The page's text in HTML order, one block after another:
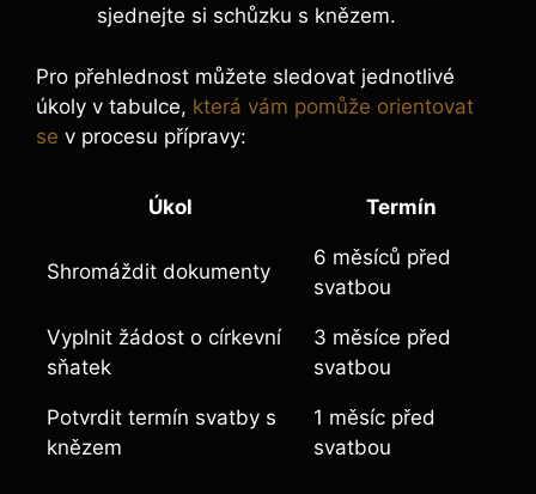
sjednejte si schůzku s knězem.
Pro přehlednost můžete sledovat jednotlivé
úkoly v tabulce, která vám pomůže orientovat
se v procesu přípravy:
Úkol Termín
Shromáždit dokumenty
6 měsíců před
svatbou
Vyplnit žádost o církevní
sňatek
3 měsíce před
svatbou
Potvrdit termín svatby s
knězem
1 měsíc před
svatbou